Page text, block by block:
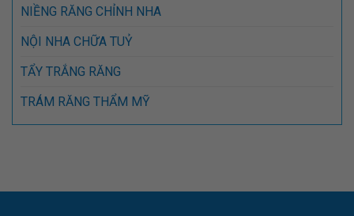
NIỀNG RĂNG CHỈNH NHA
NỘI NHA CHỮA TUỶ
TẨY TRẮNG RĂNG
TRÁM RĂNG THẨM MỸ